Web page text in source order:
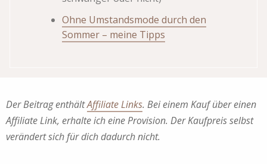
Ohne Umstandsmode durch den
Sommer – meine Tipps
Der Beitrag enthältAffiliate Links. Bei einem Kauf über einen
Affiliate Link, erhalte ich eine Provision. Der Kaufpreis selbst
verändert sich für dich dadurch nicht.